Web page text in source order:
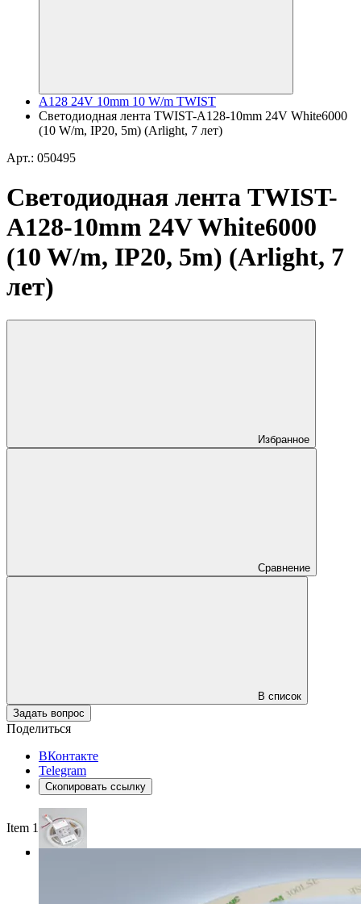
A128 24V 10mm 10 W/m TWIST
Светодиодная лента TWIST-A128-10mm 24V White6000
(10 W/m, IP20, 5m) (Arlight, 7 лет)
Арт.: 050495
Светодиодная лента TWIST-
A128-10mm 24V White6000
(10 W/m, IP20, 5m) (Arlight, 7
лет)
Избранное
Сравнение
В список
Задать вопрос
Поделиться
ВКонтакте
Telegram
Скопировать ссылку
Item 1 of 3